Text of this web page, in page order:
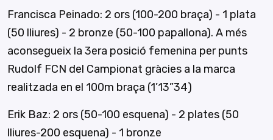
Francisca Peinado: 2 ors (100-200 braça) - 1 plata
(50 lliures) - 2 bronze (50-100 papallona). A més
aconsegueix la 3era posició femenina per punts
Rudolf FCN del Campionat gràcies a la marca
realitzada en el 100m braça (1’13”34)
Erik Baz: 2 ors (50-100 esquena) - 2 plates (50
lliures-200 esquena) - 1 bronze